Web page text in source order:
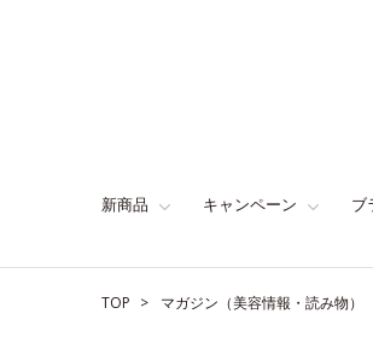
新商品 キャンペーン ブ
TOP マガジン（美容情報・読み物）